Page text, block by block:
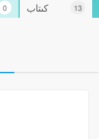
كىتاب 13
0